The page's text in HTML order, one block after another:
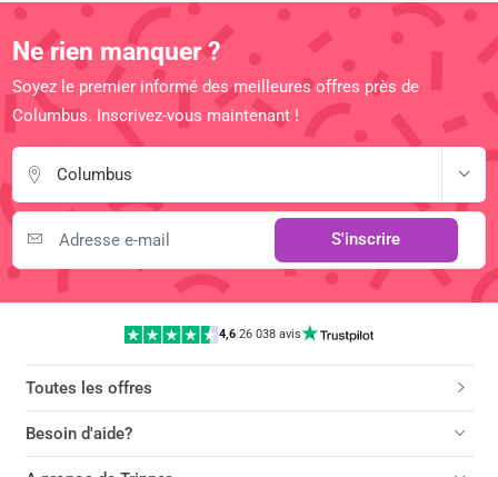
Ne rien manquer ?
Soyez le premier informé des meilleures offres près de
Columbus. Inscrivez-vous maintenant !
Columbus
S'inscrire
4,6 |26 038 avis
Toutes les offres
Besoin d'aide?